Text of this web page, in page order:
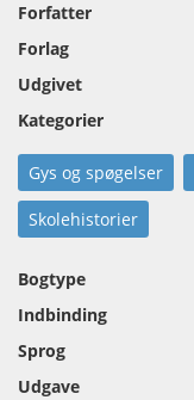
Forfatter
Forlag
Udgivet
Kategorier
Gys og spøgelser
Skolehistorier
Bogtype
Indbinding
Sprog
Udgave